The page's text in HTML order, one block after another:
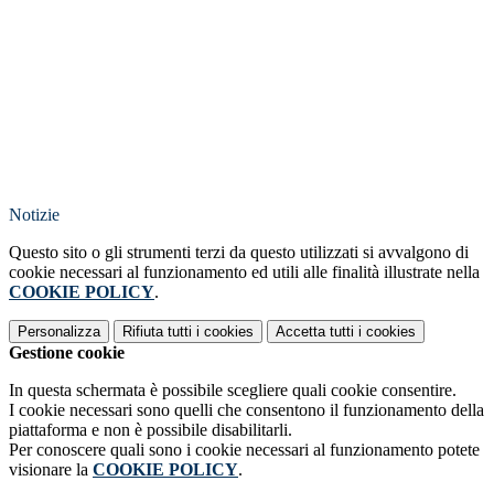
Notizie
Questo sito o gli strumenti terzi da questo utilizzati si avvalgono di
cookie necessari al funzionamento ed utili alle finalità illustrate nella
COOKIE POLICY.
Personalizza Rifiuta tutti i cookies Accetta tutti i cookies
Gestione cookie
In questa schermata è possibile scegliere quali cookie consentire.
I cookie necessari sono quelli che consentono il funzionamento della
piattaforma e non è possibile disabilitarli.
Per conoscere quali sono i cookie necessari al funzionamento potete
visionare la COOKIE POLICY.